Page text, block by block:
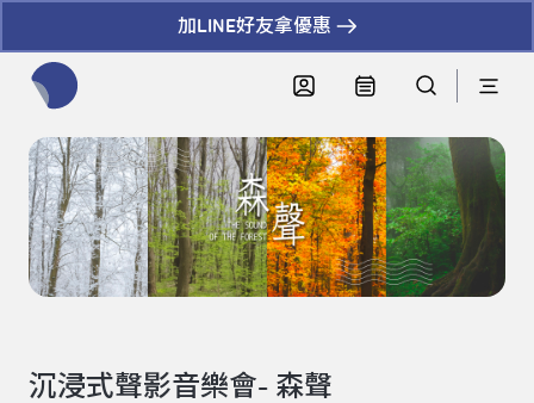
加LINE好友拿優惠
沉浸式聲影音樂會- 森聲